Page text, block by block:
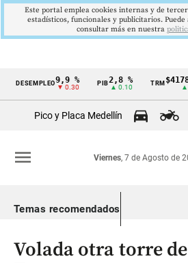
Cintillo
Colombia
DESEMPLEO 9,9 %
▼ 0.30
PIB2,8 %
▲ 0.10
TRM
▲
Pico y Placa Medellín
Viernes, 7 de Agosto de
menu
Temas recomendados
Volada otra torre
Este portal emplea cookies internas y de
estadísticos, funcionales y publicitarios. Puede
consultar más en nuestra